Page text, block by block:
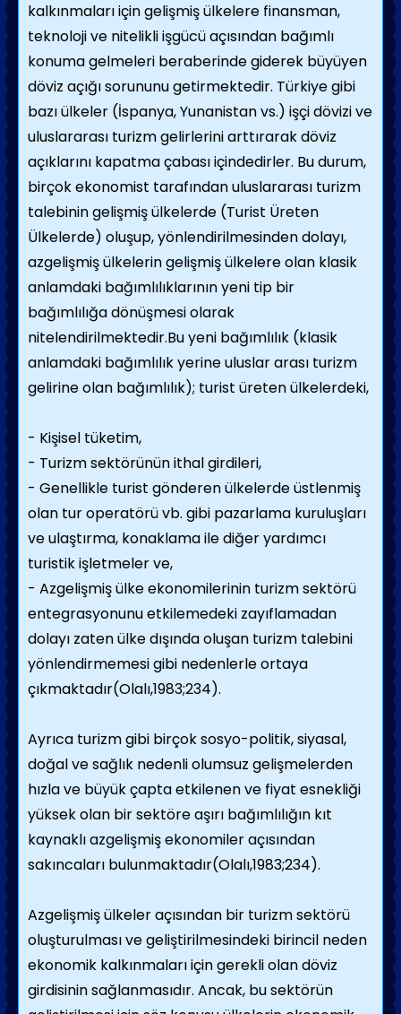
kalkınmaları için gelişmiş ülkelere finansman,
teknoloji ve nitelikli işgücü açısından bağımlı
konuma gelmeleri beraberinde giderek büyüyen
döviz açığı sorununu getirmektedir. Türkiye gibi
bazı ülkeler (İspanya, Yunanistan vs.) işçi dövizi ve
uluslararası turizm gelirlerini arttırarak döviz
açıklarını kapatma çabası içindedirler. Bu durum,
birçok ekonomist tarafından uluslararası turizm
talebinin gelişmiş ülkelerde (Turist Üreten
Ülkelerde) oluşup, yönlendirilmesinden dolayı,
azgelişmiş ülkelerin gelişmiş ülkelere olan klasik
anlamdaki bağımlılıklarının yeni tip bir
bağımlılığa dönüşmesi olarak
nitelendirilmektedir.Bu yeni bağımlılık (klasik
anlamdaki bağımlılık yerine uluslar arası turizm
gelirine olan bağımlılık); turist üreten ülkelerdeki,
- Kişisel tüketim,
- Turizm sektörünün ithal girdileri,
- Genellikle turist gönderen ülkelerde üstlenmiş
olan tur operatörü vb. gibi pazarlama kuruluşları
ve ulaştırma, konaklama ile diğer yardımcı
turistik işletmeler ve,
- Azgelişmiş ülke ekonomilerinin turizm sektörü
entegrasyonunu etkilemedeki zayıflamadan
dolayı zaten ülke dışında oluşan turizm talebini
yönlendirmemesi gibi nedenlerle ortaya
çıkmaktadır(Olalı,1983;234).
Ayrıca turizm gibi birçok sosyo-politik, siyasal,
doğal ve sağlık nedenli olumsuz gelişmelerden
hızla ve büyük çapta etkilenen ve fiyat esnekliği
yüksek olan bir sektöre aşırı bağımlılığın kıt
kaynaklı azgelişmiş ekonomiler açısından
sakıncaları bulunmaktadır(Olalı,1983;234).
Azgelişmiş ülkeler açısından bir turizm sektörü
oluşturulması ve geliştirilmesindeki birincil neden
ekonomik kalkınmaları için gerekli olan döviz
girdisinin sağlanmasıdır. Ancak, bu sektörün